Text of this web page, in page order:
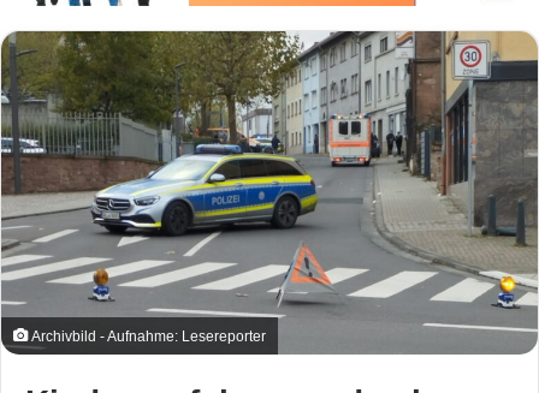
Archivbild - Aufnahme: Lesereporter